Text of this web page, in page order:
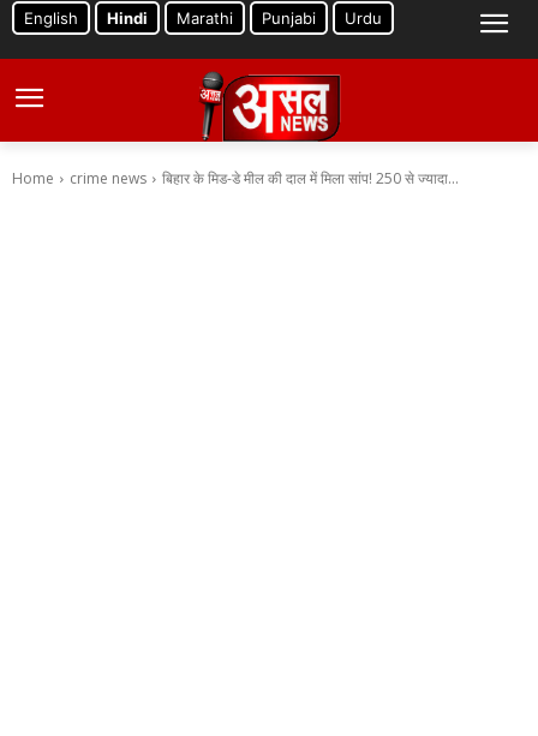
English Hindi Marathi Punjabi Urdu
Home crime news बिहार के मिड-डे मील की दाल में मिला सांप! 250 से ज्यादा...